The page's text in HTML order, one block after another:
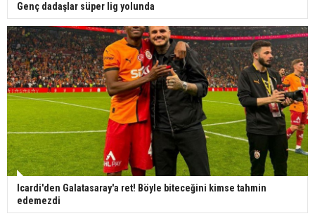
Genç dadaşlar süper lig yolunda
Icardi'den Galatasaray'a ret! Böyle biteceğini kimse tahmin
edemezdi